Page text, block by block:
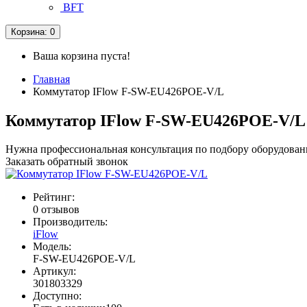
BFT
Корзина: 0
Ваша корзина пуста!
Главная
Коммутатор IFlow F-SW-EU426POE-V/L
Коммутатор IFlow F-SW-EU426POE-V/L
Нужна профессиональная консультация по подбору
Заказать обратный звонок
Рейтинг:
0 отзывов
Производитель:
iFlow
Модель:
F-SW-EU426POE-V/L
Артикул:
301803329
Доступно: